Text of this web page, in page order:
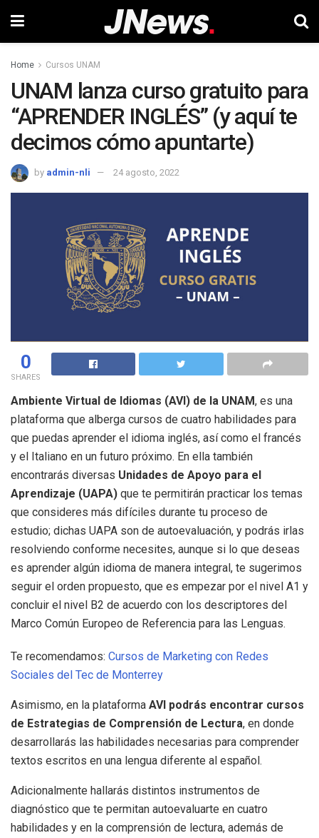
Home Cursos UNAM
UNAM lanza curso gratuito para
“APRENDER INGLÉS” (y aquí te
decimos cómo apuntarte)
by admin-nli 24 agosto, 2022
0
SHARES
Ambiente Virtual de Idiomas (AVI) de la UNAM, es una
plataforma que alberga cursos de cuatro habilidades para
que puedas aprender el idioma inglés, así como el francés
y el Italiano en un futuro próximo. En ella también
encontrarás diversas Unidades de Apoyo para el
Aprendizaje (UAPA) que te permitirán practicar los temas
que consideres más difíciles durante tu proceso de
estudio; dichas UAPA son de autoevaluación, y podrás irlas
resolviendo conforme necesites, aunque si lo que deseas
es aprender algún idioma de manera integral, te sugerimos
seguir el orden propuesto, que es empezar por el nivel A1 y
concluir el nivel B2 de acuerdo con los descriptores del
Marco Común Europeo de Referencia para las Lenguas.
Te recomendamos: Cursos de Marketing con Redes
Sociales del Tec de Monterrey
Asimismo, en la plataforma AVI podrás encontrar cursos
de Estrategias de Comprensión de Lectura, en donde
desarrollarás las habilidades necesarias para comprender
textos escritos en una lengua diferente al español.
Adicionalmente hallarás distintos instrumentos de
diagnóstico que te permitan autoevaluarte en cuatro
habilidades y en la comprensión de lectura, además de